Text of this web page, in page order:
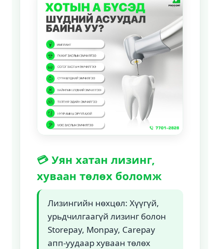
💳 Уян хатан лизинг,
хуваан төлөх боломж
Лизингийн нөхцөл: Хүүгүй,
урьдчилгаагүй лизинг болон
Storepay, Monpay, Carepay
апп-уудаар хуваан төлөх